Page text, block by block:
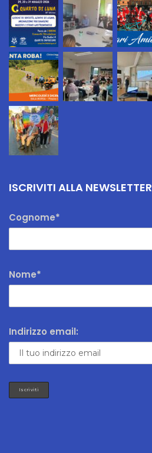
ISCRIVITI ALLA NEWSLETTER
Cognome*
Nome*
Indirizzo email: